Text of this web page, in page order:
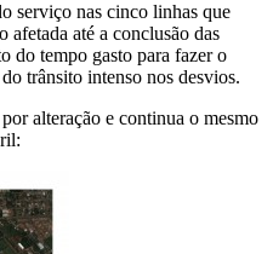
serviço nas cinco linhas que
afetada até a conclusão das
do tempo gasto para fazer o
trânsito intenso nos desvios.
alteração e continua o mesmo